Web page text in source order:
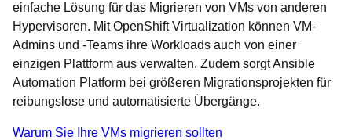
einfache Lösung für das Migrieren von VMs von anderen
Hypervisoren. Mit OpenShift Virtualization können VM-
Admins und -Teams ihre Workloads auch von einer
einzigen Plattform aus verwalten. Zudem sorgt Ansible
Automation Platform bei größeren Migrationsprojekten für
reibungslose und automatisierte Übergänge.
Warum Sie Ihre VMs migrieren sollten